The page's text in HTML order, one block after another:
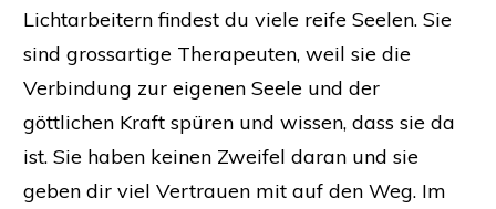
Lichtarbeitern findest du viele reife Seelen. Sie
sind grossartige Therapeuten, weil sie die
Verbindung zur eigenen Seele und der
göttlichen Kraft spüren und wissen, dass sie da
ist. Sie haben keinen Zweifel daran und sie
geben dir viel Vertrauen mit auf den Weg. Im